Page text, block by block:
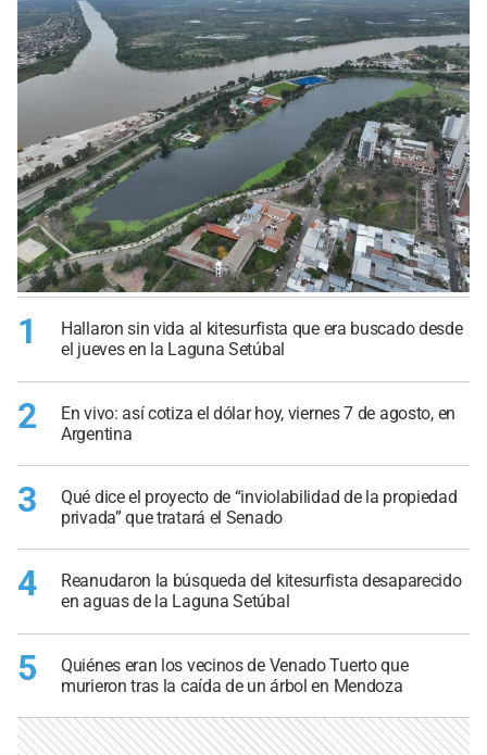
1
Hallaron sin vida al kitesurfista que era buscado desde
el jueves en la Laguna Setúbal
2
En vivo: así cotiza el dólar hoy, viernes 7 de agosto, en
Argentina
3
Qué dice el proyecto de “inviolabilidad de la propiedad
privada” que tratará el Senado
4
Reanudaron la búsqueda del kitesurfista desaparecido
en aguas de la Laguna Setúbal
5
Quiénes eran los vecinos de Venado Tuerto que
murieron tras la caída de un árbol en Mendoza